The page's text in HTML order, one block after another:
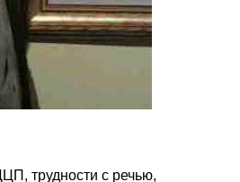
трудности с речью,